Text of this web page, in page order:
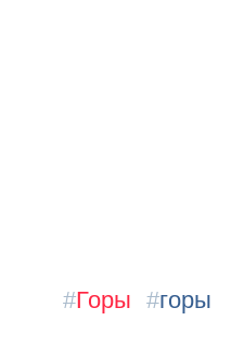
#Горы #горы